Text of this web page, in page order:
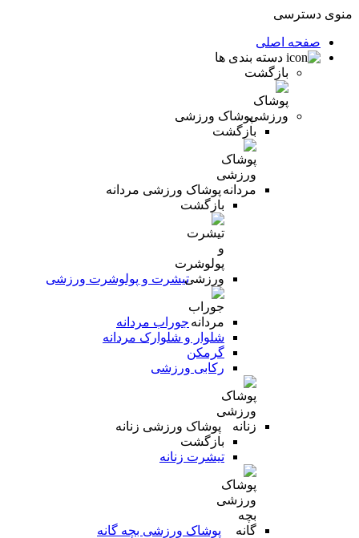
منوی دسترسی
صفحه اصلی
دسته بندی ها
بازگشت
پوشاک ورزشی
بازگشت
پوشاک ورزشی مردانه
بازگشت
تیشرت و پولوشرت ورزشی
جوراب مردانه
شلوار و شلوارک مردانه
گرمکن
رکابی ورزشی
پوشاک ورزشی زنانه
بازگشت
تیشرت زنانه
پوشاک ورزشی بچه گانه